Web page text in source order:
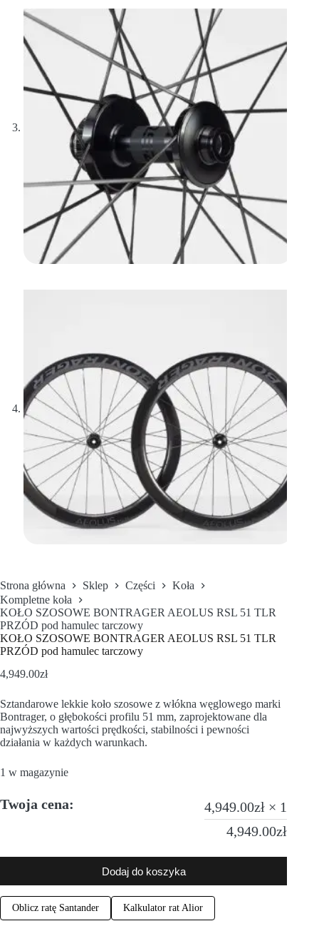
Strona główna Sklep Części
Koła
Kompletne koła
KOŁO SZOSOWE BONTRAGER AEOLUS RSL 51 TLR
PRZÓD pod hamulec tarczowy
KOŁO SZOSOWE BONTRAGER AEOLUS RSL 51 TLR
PRZÓD pod hamulec tarczowy
4,949.00zł
Sztandarowe lekkie koło szosowe z włókna węglowego marki
Bontrager, o głębokości profilu 51 mm, zaprojektowane dla
najwyższych wartości prędkości, stabilności i pewności
działania w każdych warunkach.
1 w magazynie
Twoja cena: 4,949.00zł × 1
4,949.00zł
Dodaj do koszyka
Oblicz ratę Santander Kalkulator rat Alior